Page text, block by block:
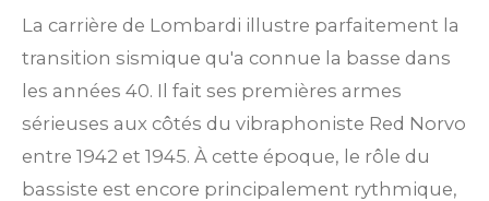
La carrière de Lombardi illustre parfaitement la
transition sismique qu'a connue la basse dans
les années 40. Il fait ses premières armes
sérieuses aux côtés du vibraphoniste Red Norvo
entre 1942 et 1945. À cette époque, le rôle du
bassiste est encore principalement rythmique,